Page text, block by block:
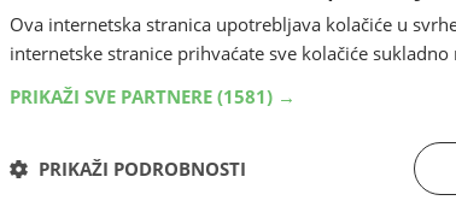
Brijegu zatražili su ostavku čelnih ljudi
direktora FTV-a Džemala Šabića koji je
za njegovom i smjenom direktora
ni uređivačku politiku FTV-a".
Ova internetska stranica upotrebljava kolačiće u
internetske stranice prihvaćate sve kolačiće
PRIKAŽI SVE PARTNERE (1581) →
PRIKAŽI PODROBNOSTI